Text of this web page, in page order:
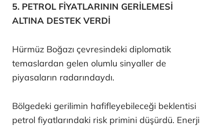
5. PETROL FİYATLARININ GERİLEMESİ
ALTINA DESTEK VERDİ
Hürmüz Boğazı çevresindeki diplomatik
temaslardan gelen olumlu sinyaller de
piyasaların radarındaydı.
Bölgedeki gerilimin hafifleyebileceği beklentisi
petrol fiyatlarındaki risk primini düşürdü. Enerji